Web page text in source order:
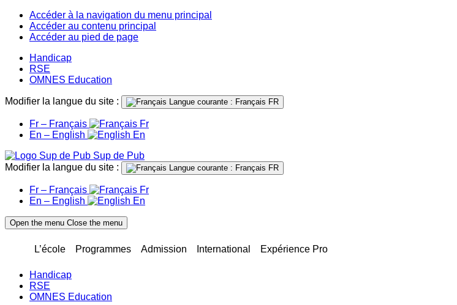
Accéder à la navigation du menu principal
Accéder au contenu principal
Accéder au pied de page
Handicap
RSE
OMNES Education
Modifier la langue du site : Langue courante : Français FR
Fr – Français
Fr
En – English
En
Sup de Pub
Modifier la langue du site :
Langue courante : Français FR
Fr – Français
Fr
En – English
En
Open the menu Close the menu
L’école Programmes Admission International Expérience Pro
Handicap
RSE
OMNES Education